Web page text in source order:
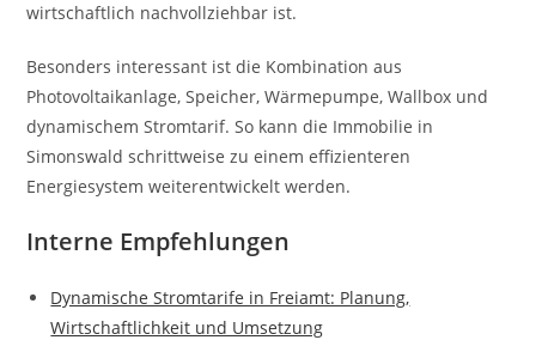
wirtschaftlich nachvollziehbar ist.
Besonders interessant ist die Kombination aus
Photovoltaikanlage, Speicher, Wärmepumpe, Wallbox und
dynamischem Stromtarif. So kann die Immobilie in
Simonswald schrittweise zu einem effizienteren
Energiesystem weiterentwickelt werden.
Interne Empfehlungen
Dynamische Stromtarife in Freiamt: Planung,
Wirtschaftlichkeit und Umsetzung